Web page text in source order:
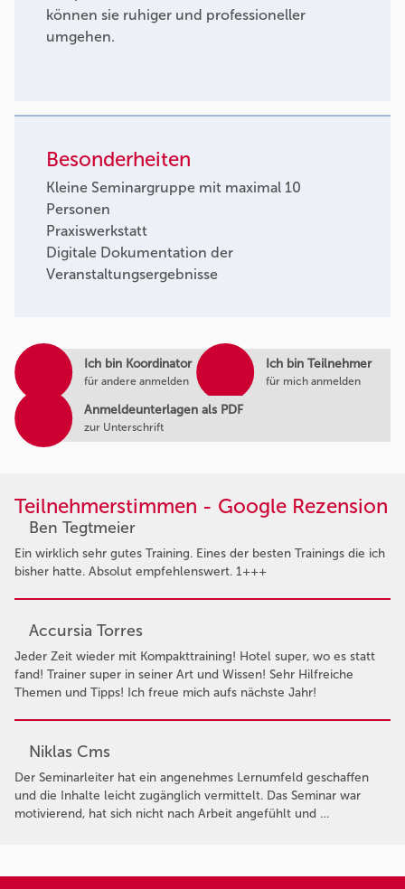
Ich bin Koordinator
für andere anmelden
Ich bin Teilnehmer
für mich anmelden
Anmeldeunterlagen als PDF
zur Unterschrift
können sie ruhiger und professioneller
umgehen.
Besonderheiten
Kleine Seminargruppe mit maximal 10
Personen
Praxiswerkstatt
Digitale Dokumentation der
Veranstaltungsergebnisse
Teilnehmerstimmen - Google Rezension
Ben Tegtmeier
Ein wirklich sehr gutes Training. Eines der besten Trainings die ich
bisher hatte. Absolut empfehlenswert. 1+++
Accursia Torres
Jeder Zeit wieder mit Kompakttraining! Hotel super, wo es statt
fand! Trainer super in seiner Art und Wissen! Sehr Hilfreiche
Themen und Tipps! Ich freue mich aufs nächste Jahr!
Niklas Cms
Der Seminarleiter hat ein angenehmes Lernumfeld geschaffen
und die Inhalte leicht zugänglich vermittelt. Das Seminar war
motivierend, hat sich nicht nach Arbeit angefühlt und …